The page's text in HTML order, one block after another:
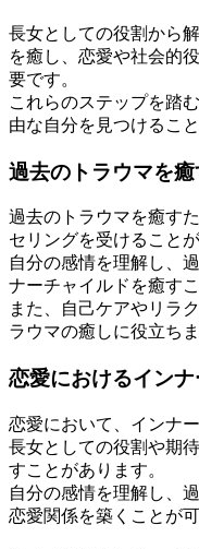
長女としての役割から
を癒し、恋愛や社会的
要です。
これらのステップを踏
由な自分を見つけるこ
過去のトラウマを
過去のトラウマを癒す
セリングを受けることが
自分の感情を理解し、
ナーチャイルドを癒す
また、自己ケアやリラ
ラウマの癒しに役立ちま
恋愛におけるイン
恋愛において、インナ
長女としての役割や期
すことがあります。
自分の感情を理解し、
恋愛関係を築くことが